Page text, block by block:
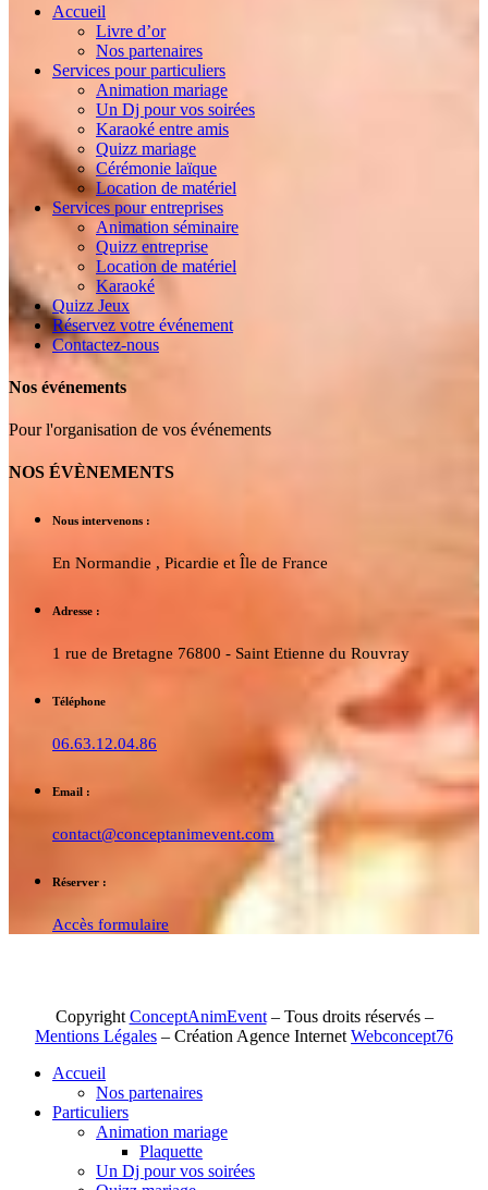
Accueil
Livre d’or
Nos partenaires
Services pour particuliers
Animation mariage
Un Dj pour vos soirées
Karaoké entre amis
Quizz mariage
Cérémonie laïque
Location de matériel
Services pour entreprises
Animation séminaire
Quizz entreprise
Location de matériel
Karaoké
Quizz Jeux
Réservez votre événement
Contactez-nous
Nos événements
Pour l'organisation de vos événements
NOS ÉVÈNEMENTS
Nous intervenons :
En Normandie , Picardie et Île de France
Adresse :
1 rue de Bretagne 76800 - Saint Etienne du Rouvray
Téléphone
06.63.12.04.86
Email :
contact@conceptanimevent.com
Réserver :
Accès formulaire
Copyright ConceptAnimEvent– Tous droits réservés –
Mentions Légales – Création Agence Internet Webconcept76
Accueil
Nos partenaires
Particuliers
Animation mariage
Plaquette
Un Dj pour vos soirées